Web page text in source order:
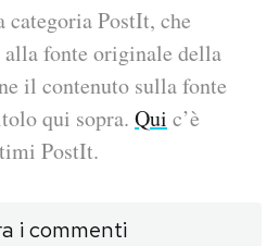
Media
Europa
categoria PostIt, che
fonte originale della
il contenuto sulla fonte
qui sopra. Qui c’è
PostIt.
i commenti